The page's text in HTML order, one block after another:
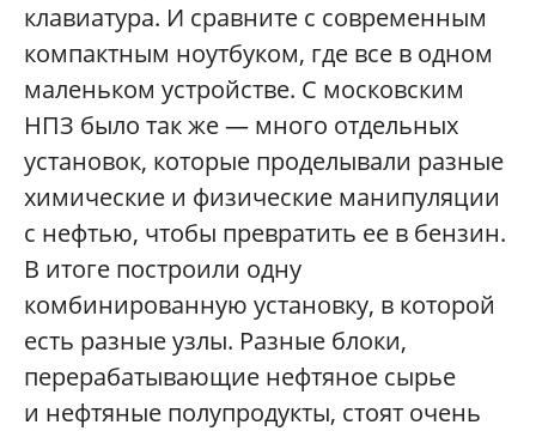
клавиатура. И сравните с современным
компактным ноутбуком, где все в одном
маленьком устройстве. С московским
НПЗ было так же — много отдельных
установок, которые проделывали разные
химические и физические манипуляции
с нефтью, чтобы превратить ее в бензин.
В итоге построили одну
комбинированную установку, в которой
есть разные узлы. Разные блоки,
перерабатывающие нефтяное сырье
и нефтяные полупродукты, стоят очень